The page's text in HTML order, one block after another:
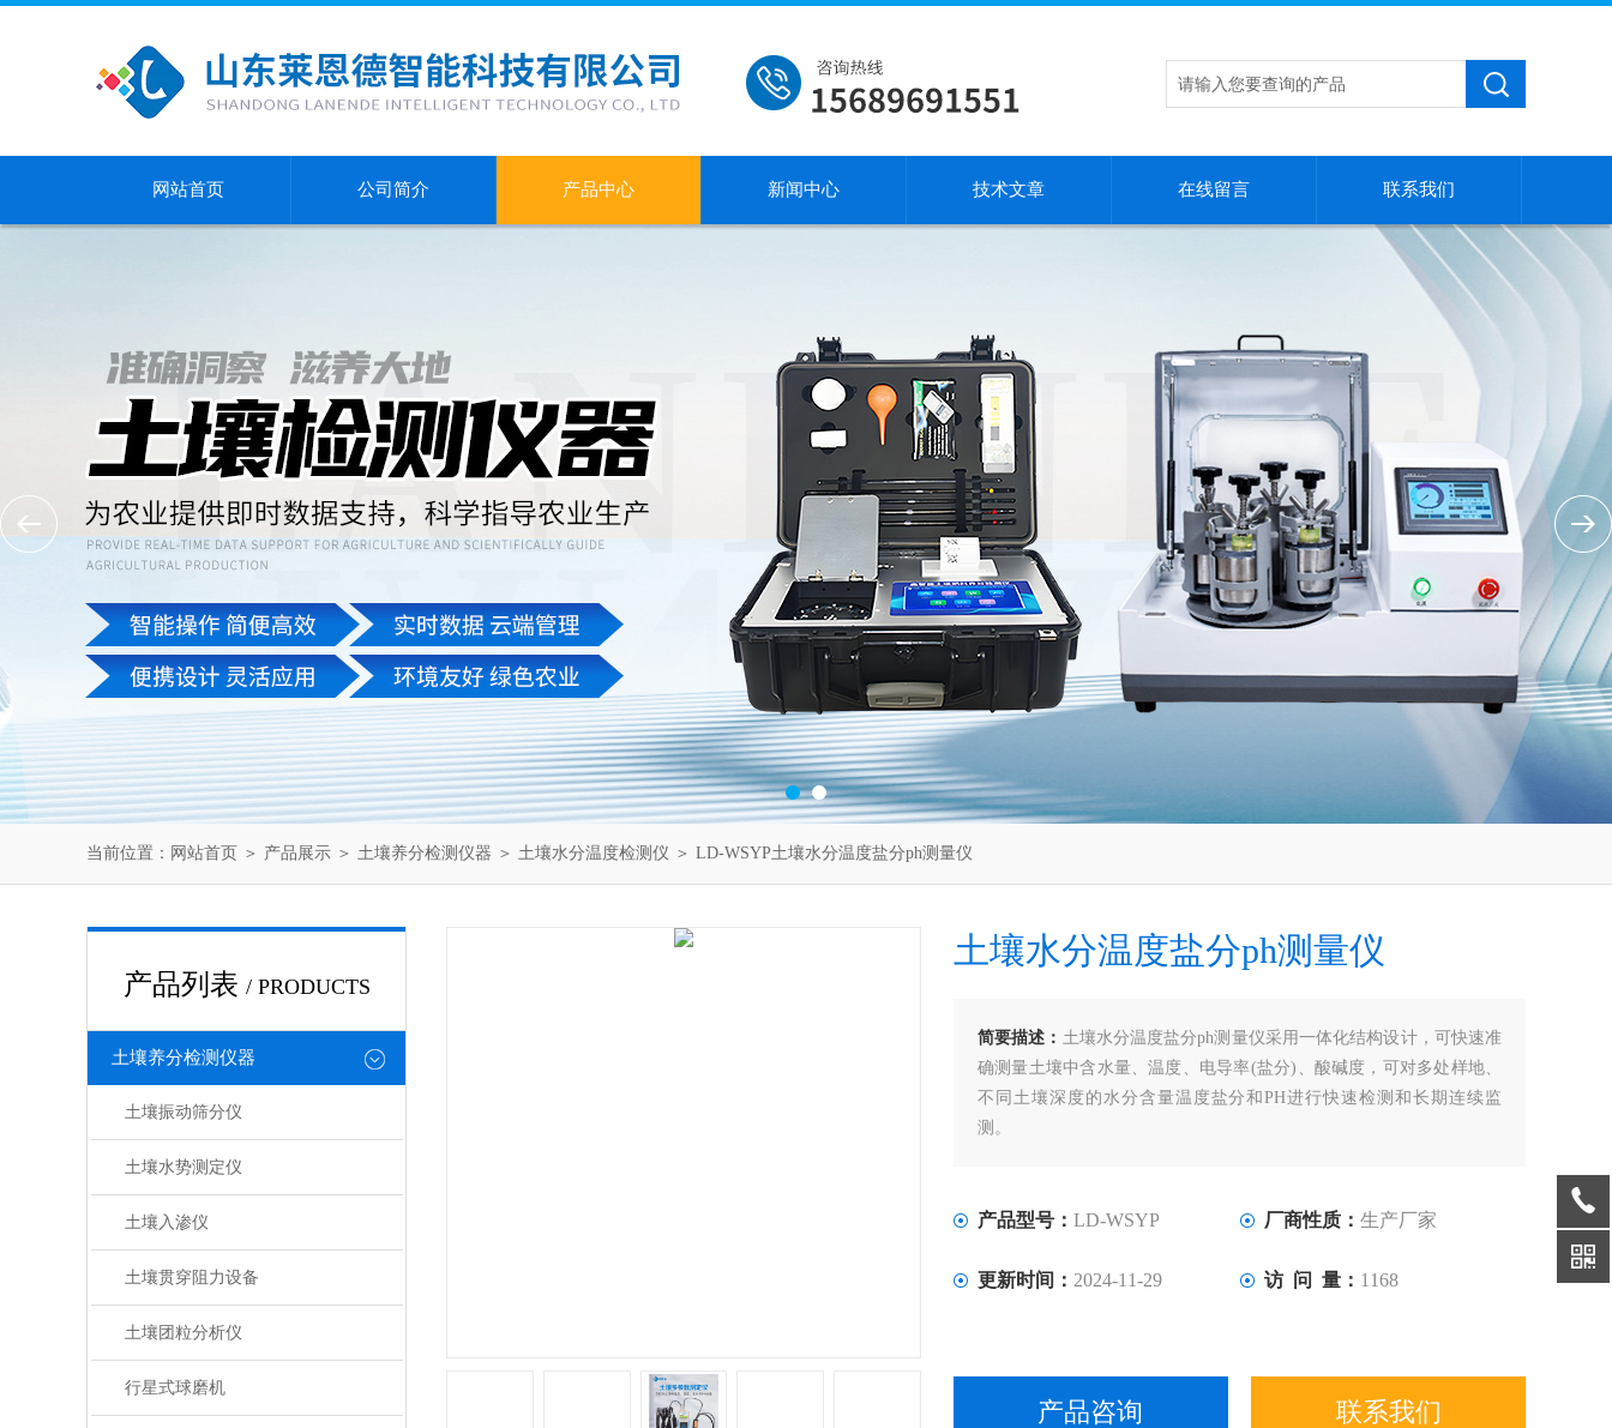
网站首页 公司简介 产品中心 新闻中心 技术文章 在线留言 联系我们
当前位置： 网站首页 ＞ 产品展示 ＞ 土壤养分检测仪器 ＞ 土壤水分温度检测仪 ＞ LD-WSYP土壤水分温度盐分ph测量仪
产品列表 / PRODUCTS
土壤养分检测仪器
土壤振动筛分仪
土壤水势测定仪
土壤入渗仪
土壤贯穿阻力设备
土壤团粒分析仪
行星式球磨机
土壤水分温度盐分ph测量仪
简要描述： 土壤水分温度盐分ph测量仪采用一体化结构设计，可快速准
确测量土壤中含水量、温度、电导率(盐分)、酸碱度，可对多处样地、
不同土壤深度的水分含量温度盐分和PH进行快速检测和长期连续监
测。
产品型号： LD-WSYP 厂商性质： 生产厂家
更新时间： 2024-11-29 访 问 量： 1168
产品咨询 联系我们